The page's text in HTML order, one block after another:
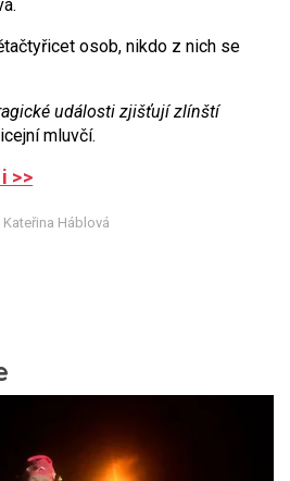
osob, nikdo z nich se
události zjišťují zlínští
mluvčí.
>>
Háblová